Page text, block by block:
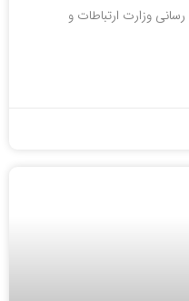
وزارت ارتباطات و